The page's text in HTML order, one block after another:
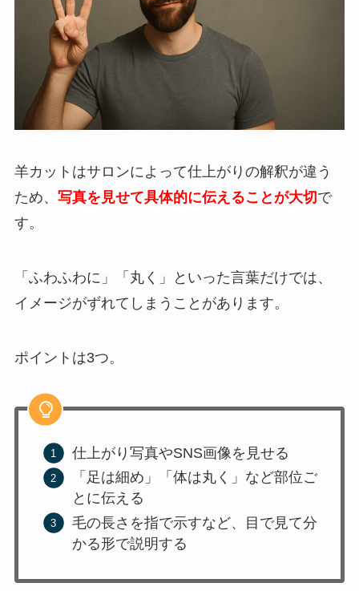
羊カットはサロンによって仕上がりの解釈が違う
ため、 写真を見せて具体的に伝えることが大切 で
す。
「ふわふわに」「丸く」といった言葉だけでは、
イメージがずれてしまうことがあります。
ポイントは3つ。
仕上がり写真やSNS画像を見せる
「足は細め」「体は丸く」など部位ご
とに伝える
毛の長さを指で示すなど、目で見て分
かる形で説明する